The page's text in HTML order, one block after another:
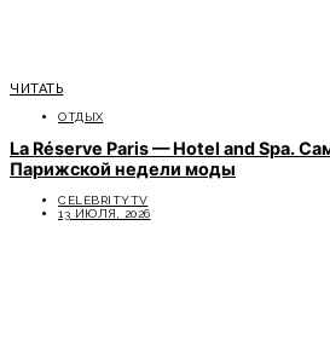
ЧИТАТЬ
ОТДЫХ
La Réserve Paris — Hotel and Spa.
Парижской недели моды
CELEBRITYTV
13 ИЮЛЯ, 2026